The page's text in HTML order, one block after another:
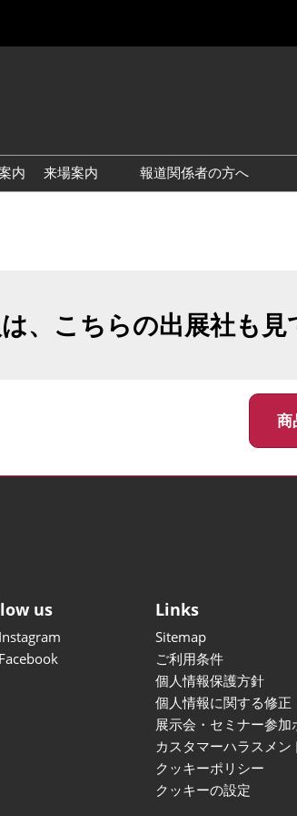
繁
内
来場案内
報道関係者の方へ
、こちらの出展社も見
us
Instagram
Facebook
Links
Sitemap
ご利用条件
個人情報保護方針
個人情報に関する修正
展示会・セミナー参加
カスタマーハラスメ
クッキーポリシー
クッキーの設定